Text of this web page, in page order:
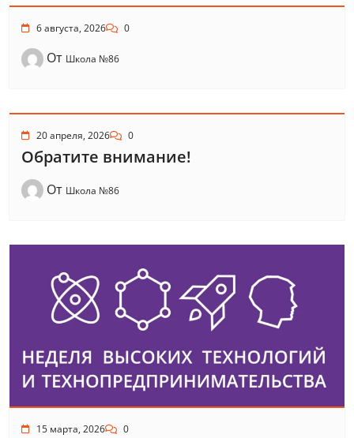
6 августа, 2026 0
От Школа №86
20 апреля, 2026 0
Обратите внимание!
От Школа №86
15 марта, 2026 0